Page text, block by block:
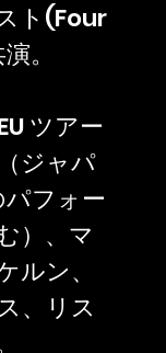
ト(Four
。
ツアー
ジャパ
パフォー
）、マ
ルン、
、リス